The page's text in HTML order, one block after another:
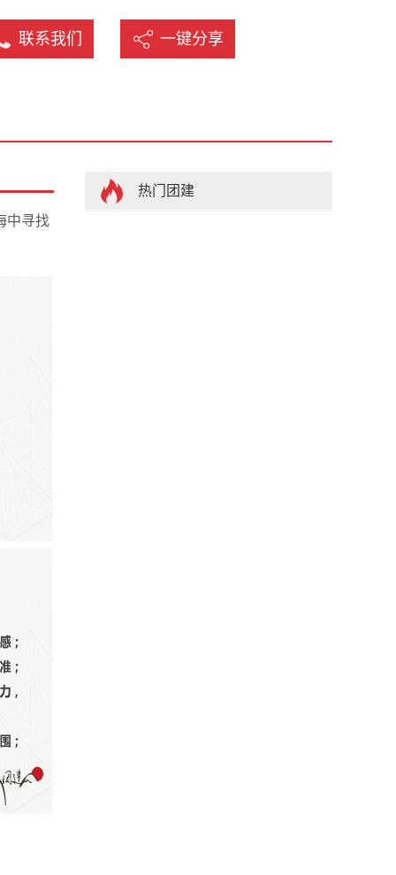
联系我们 一键分享
中寻找
热门团建